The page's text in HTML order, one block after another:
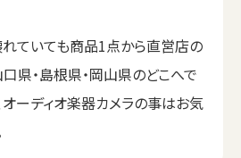
れていても商品1点から直営店の
県・島根県・岡山県のどこへで
オーディオ楽器カメラの事はお気